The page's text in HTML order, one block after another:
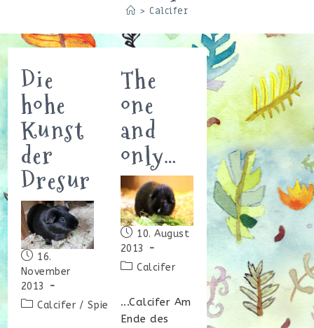
> Calcifer
Die
hohe
Kunst
der
Dresur
Beitrag
veröffentlicht:
16.
November
2013
Beitrags-
Calcifer / Spiele / Video
The
one
and
only…
Beitrag
veröffentlicht:
10. August
2013
Beitrags-
Calcifer
...Calcifer Am
Ende des